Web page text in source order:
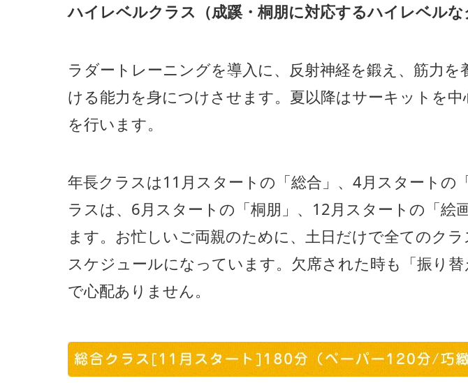
ハイレベルクラス（成蹊・桐朋に対応するハイレベルな
ラダートレーニングを導入に、反射神経を鍛え、筋力を
ける能力を身につけさせます。夏以降はサーキットを
を行います。
年長クラスは11月スタートの「総合」、4月スタートの
ラスは、6月スタートの「桐朋」、12月スタートの「絵
ます。お忙しいご両親のために、土日だけで全てのク
スケジュールになっています。欠席された時も「振り
で心配ありません。